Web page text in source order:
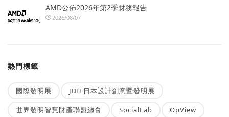
AMD公佈2026年第2季財務報告
2026/08/07
熱門標籤
國際發明展 JDIE日本設計創意暨發明展
世界發明智慧財產聯盟總會 SocialLab OpView